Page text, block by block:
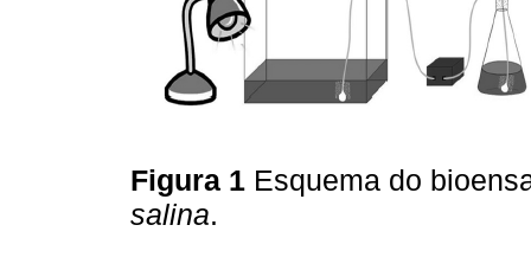
Figura 1 Esquema do
salina.